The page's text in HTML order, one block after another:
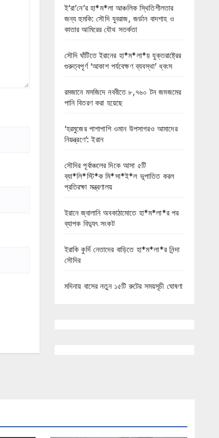
ই’রা’নে’র হা*ম*লা আঞ্চলিক স্থিতিশীলতার
জন্য হুমকি: সৌদি যুবরাজ, জর্ডান বাদশাহ ও
কাতার আমিরের যৌথ সতর্কতা
সৌদি ঘাঁটিতে ইরানের হা*ম*লা*য় যুক্তরাষ্ট্রের
গুরুত্বপূর্ণ ‘আকাশ পর্যবেক্ষণ ব্যবস্থা’ ধ্বংস
রমজানে মসজিদে নববীতে ৮,৭৬০ টন জমজমের
পানি বিতরণ করা হয়েছে
‘হরমুজের পাশাপাশি ওমান উপসাগরও আমাদের
নিয়ন্ত্রণে’: ইরান
সৌদির পূর্বাঞ্চলের দিকে আসা ৫টি
ব্যা*লি*স্টি*ক মি*সা*ই*ল ভূপাতিত করল
প্রতিরক্ষা মন্ত্রণালয়
ইরানে জ্বালানি অবকাঠামোতে হা*ম*লা*র পর
ব্যাপক বিদ্যুৎ সংকট
ইরাকি কুর্দি নেতাদের বাড়িতে হা*ম*লা*র নিন্দা
সৌদির
মদিনায় বাসের নতুন ১৫টি রুটের সময়সূচী ঘোষণা